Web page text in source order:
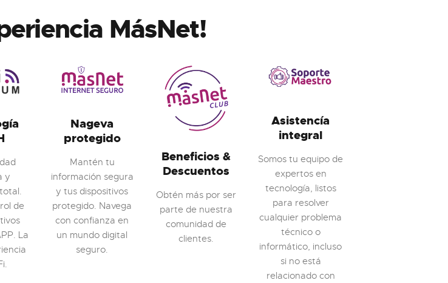
MásNet!
y
de
La
Nageva
protegido
Mantén tu
información segura
y tus dispositivos
protegido. Navega
con confianza en
un mundo digital
seguro.
Beneficios &
Descuentos
Obtén más por ser
parte de nuestra
comunidad de
clientes.
Asistencía
integral
Somos tu equipo de
expertos en
tecnología, listos
para resolver
cualquier problema
técnico o
informático, incluso
si no está
relacionado con